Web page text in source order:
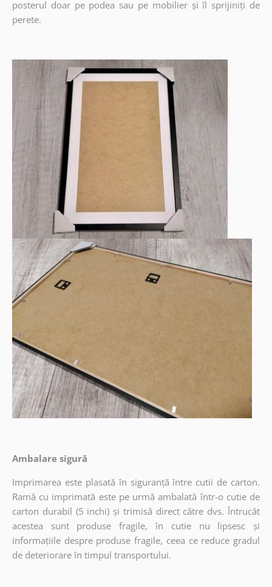
posterul doar pe podea sau pe mobilier și îl sprijiniți de
perete.
Ambalare sigură
Imprimarea este plasată în siguranță între cutii de carton.
Ramă cu imprimată este pe urmă ambalată într-o cutie de
carton durabil (5 inchi) și trimisă direct către dvs. Întrucât
acestea sunt produse fragile, în cutie nu lipsesc și
informațiile despre produse fragile, ceea ce reduce gradul
de deteriorare în timpul transportului.